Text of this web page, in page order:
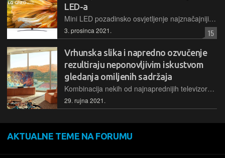
LED-a
Mini LED pozadinsko osvjetljenje najznačajniji je novitet u svijetu LCD televizora unatrag nekoliko godina. QNED91 naziv je LG-jeve najpovoljnije linije televizora s tom tehnologijom
3. prosinca 2021. 15
Vrhunska slika i napredno ozvučenje
rezultiraju neponovljivim iskustvom
gledanja omiljenih sadržaja
Kombinacija nekih od najnaprednijih televizorskih tehnologija današnjice Samsung televizore QLED i Neo QLED čini ultimativnim uređajima za uživanje u filmovima, serijama i igrama
29. rujna 2021.
AKTUALNE TEME NA FORUMU